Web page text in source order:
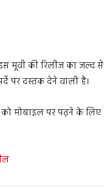
मूवी की रिलीज का जल्द से
पर दस्तक देने वाली है।
को मोबाइल पर पढ़ने के लिए